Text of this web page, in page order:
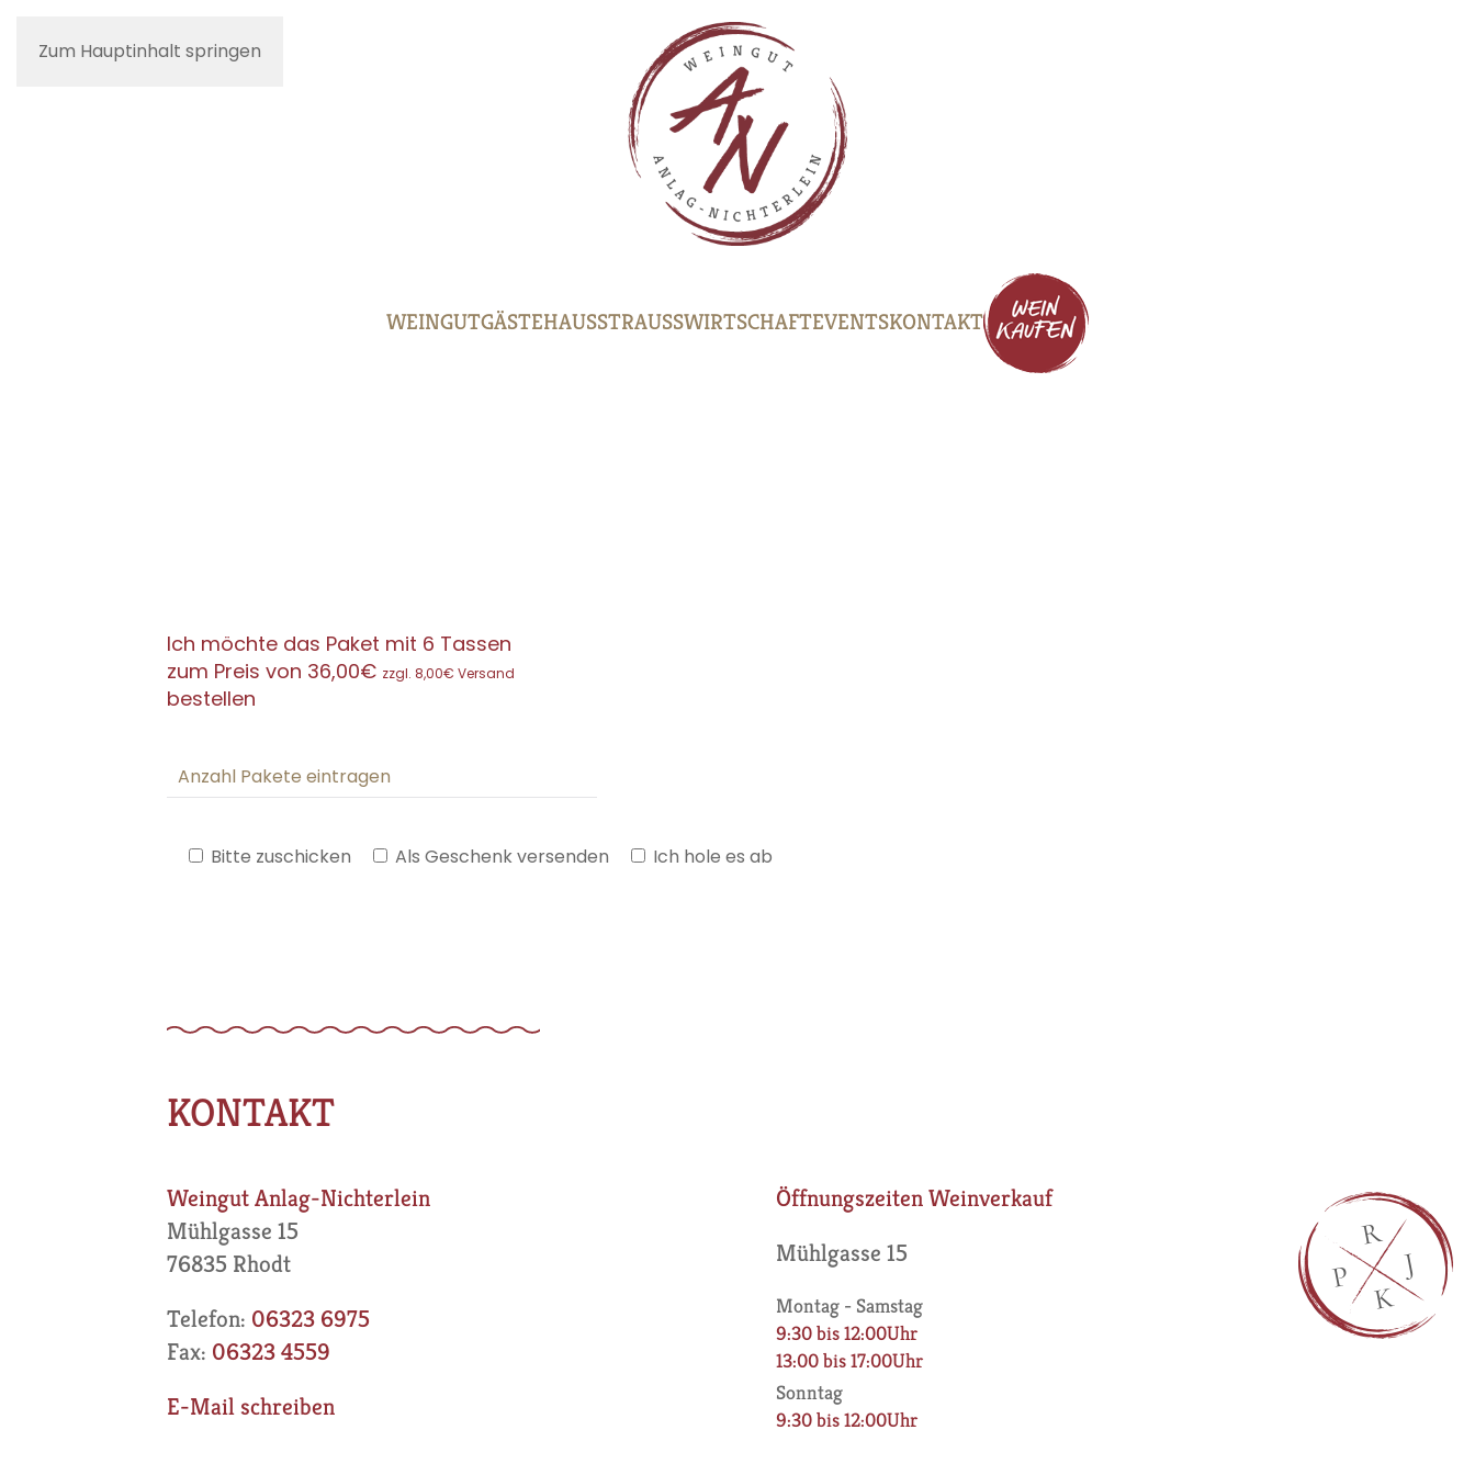
Zum Hauptinhalt springen
WEINGUTGÄSTEHAUSSTRAUSSWIRTSCHAFT EVENTSKONTAKT
Ich möchte das Paket mit 6 Tassen
zum Preis von 36,00€ zzgl. 8,00€ Versand
bestellen
Bitte zuschicken Als Geschenk versenden Ich hole es ab
KONTAKT
Weingut Anlag-Nichterlein
Mühlgasse 15
76835 Rhodt
Telefon: 06323 6975
Fax: 06323 4559
E-Mail schreiben
Öffnungszeiten Weinverkauf
Mühlgasse 15
Montag - Samstag
9:30 bis 12:00Uhr
13:00 bis 17:00Uhr
Sonntag
9:30 bis 12:00Uhr